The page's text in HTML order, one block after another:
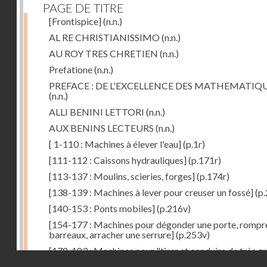
PAGE DE TITRE
[Frontispice](n.n.)
AL RE CHRISTIANISSIMO (n.n.)
AU ROY TRES CHRETIEN (n.n.)
Prefatione(n.n.)
PREFACE : DE L'EXCELLENCE DES
(n.n.)
ALLI BENINI LETTORI (n.n.)
AUX BENINS LECTEURS (n.n.)
[ 1-110 : Machines à élever l'eau](p.1r)
[111-112 : Caissons hydrauliques](p.171r)
[113-137 : Moulins, scieries, forges](p.174r)
[138-139 : Machines à lever pour creuser un fossé]
[140-153 : Ponts mobiles](p.216v)
[154-177 : Machines pour dégonder une porte,
barreaux, arracher une serrure](p.253v)
[178-183 : Machines pour "tirer et conduire de très